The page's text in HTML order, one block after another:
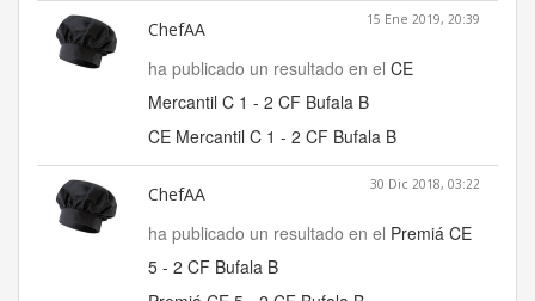
ChefAA 15 Ene 2019, 20:39
ha publicado un resultado en el CE
Mercantil C 1 - 2 CF Bufala B
CE Mercantil C 1 - 2 CF Bufala B
ChefAA 30 Dic 2018, 03:22
ha publicado un resultado en el Premiá CE
5 - 2 CF Bufala B